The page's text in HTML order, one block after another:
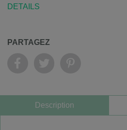
DETAILS
PARTAGEZ
Description